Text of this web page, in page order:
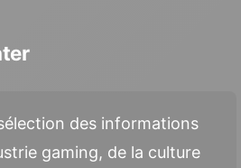
des informations
gaming, de la culture